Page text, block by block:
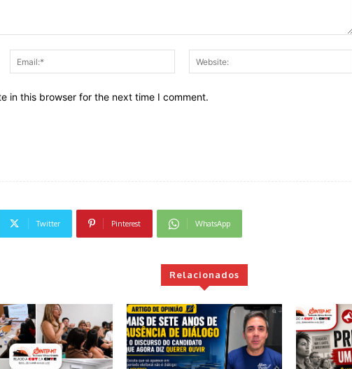
Name:*
Email:*
in this browser for the next time I comment.
Twitter Pinterest WhatsApp
Relacionados